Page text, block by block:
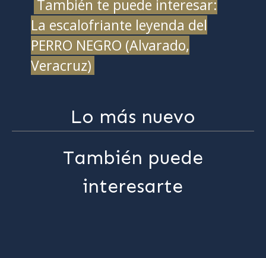
También te puede interesar:
La escalofriante leyenda del
PERRO NEGRO (Alvarado,
Veracruz)
Lo más nuevo
También puede
interesarte